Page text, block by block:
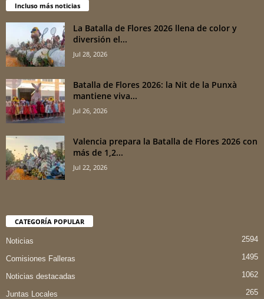
Incluso más noticias
La Batalla de Flores 2026 llena de color y
diversión el...
Jul 28, 2026
Batalla de Flores 2026: la Nit de la Punxà
mantiene viva...
Jul 26, 2026
Valencia prepara la Batalla de Flores 2026 con
más de 1,2...
Jul 22, 2026
CATEGORÍA POPULAR
Noticias 2594
Comisiones Falleras 1495
Noticias destacadas 1062
Juntas Locales 265